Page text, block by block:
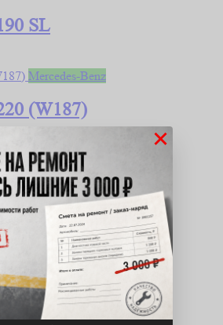
SL
Mercedes-Benz
(W187)
Mercedes-Benz
klasse
Mercedes-Benz
klasse AMG
×